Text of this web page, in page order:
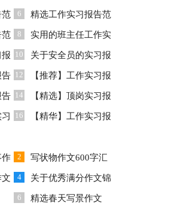
职信集合五篇
范 6 精选工作实习报告范
文汇编9篇
范 8 实用的班主任工作实
习报告三篇
报 10 关于安全员的实习报
告四篇
告 12 【推荐】工作实习报
告模板锦集5篇
告 14 【精选】顶岗实习报
告范文汇总八篇
16 【精华】工作实习报
作 2 写状物作文600字汇
总8篇
文 4 关于优秀满分作文锦
集8篇
6 精选春天写景作文